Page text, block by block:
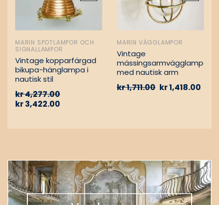
MARIN SPOTLAMPOR OCH
SIGNALLAMPOR
Vintage kopparfärgad
bikupa-hänglampa i
nautisk stil
kr4,277.00
kr3,422.00
MARIN VÄGGLAMPOR
Vintage
mässingsarmvägglampa
med nautisk arm
kr1,711.00 kr1,418.00